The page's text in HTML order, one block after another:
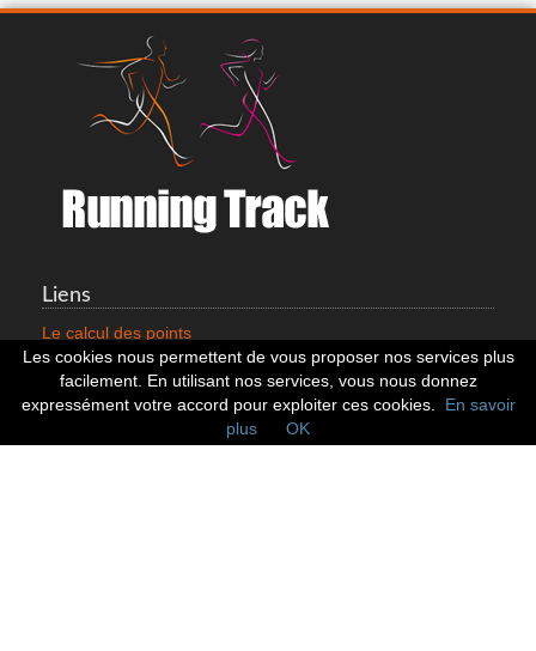
Liens
Le calcul des points
Mentions légales
Nous contacter
Cookies
Statistiques
Les cookies nous permettent de vous proposer nos services plus
facilement. En utilisant nos services, vous nous donnez
expressément votre accord pour exploiter ces cookies.
En savoir
plus
OK